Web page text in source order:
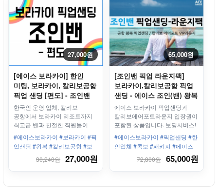
27,000원
[에이스 보라카이] 한인
미팅, 보라카이, 칼리보공항
픽업 샌딩 [편도] - 조인밴
한국인 운영 업체, 칼리보
공항에서 보라카이 리조트까지
최고급 밴과 친절한 직원들이
안전하고 편안하게 모십니다.
#에이스보라카이 #보라카이 #픽
업샌딩 #왕복 #칼리보공항 #보
라카이리조트 #한인업체 #최고
의서비스 #한인미팅
30,240원 27,000원
65,000원
[조인밴 픽업 라운지팩]
보라카이,칼리보공항 픽업
샌딩 - 에이스 조인(밴) 왕복
+카페원 라운지 입장권
에이스 보라카이 픽업샌딩과
칼리보에어포트라운지 입장권이
포함된 상품입니다. 보딩서비스!
와 한인 미팅은 덤!
#에이스보라카이 #픽업샌딩 #한
인업체 #콤보 #패키지 #에이스
라운지 #보딩서비스
72,800원 65,000원